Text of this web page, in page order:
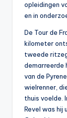
opleidingen
en in
De Tour de
kilometer
tweede
demarreerde
van de
wielrenner,
thuis voelde.
Revel was hij